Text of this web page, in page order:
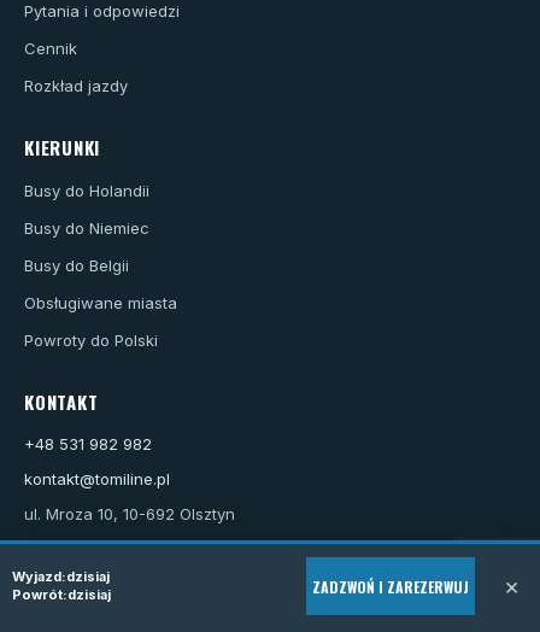
Pytania i odpowiedzi
Cennik
Rozkład jazdy
KIERUNKI
Busy do Holandii
Busy do Niemiec
Busy do Belgii
Obsługiwane miasta
Powroty do Polski
KONTAKT
+48 531 982 982
kontakt@tomiline.pl
ul. Mroza 10, 10-692 Olsztyn
TOMILINE Tomasz Adam Wasiński
NIP: 7392135677
Wyjazd:dzisiaj
Powrót:dzisiaj ZADZWOŃ I ZAREZERWUJ ×